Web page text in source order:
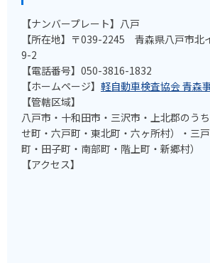
【ナンバープレート】八戸
【所在地】〒039-2245 青森県八戸市北
9-2
【電話番号】050-3816-1832
【ホームページ】 軽自動車検査協会 青森
【管轄区域】
八戸市・十和田市・三沢市・上北郡のう
せ町・六戸町・東北町・六ヶ所村）・三
町・田子町・南部町・階上町・新郷村）
【アクセス】